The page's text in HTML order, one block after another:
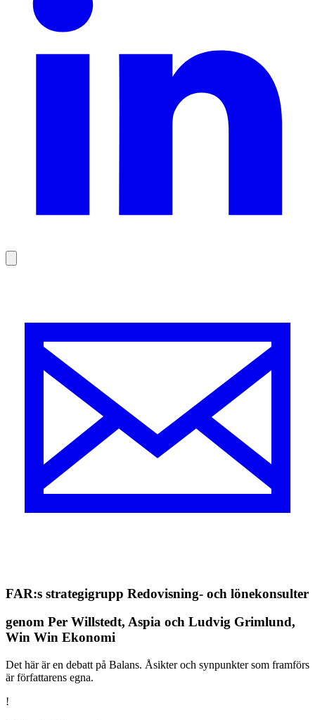
FAR:s strategigrupp Redovisning- och lönekonsulter
genom Per Willstedt, Aspia och Ludvig Grimlund,
Win Win Ekonomi
Det här är en debatt på Balans. Åsikter och synpunkter som framförs
är författarens egna.
!